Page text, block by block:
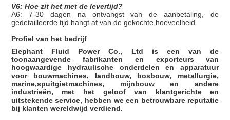
V6: Hoe zit het met de levertijd?
A6: 7-30 dagen na ontvangst van de aanbetaling, de
gedetailleerde tijd hangt af van de gekochte hoeveelheid.
Profiel van het bedrijf
Elephant Fluid Power Co., Ltd is een van de
toonaangevende fabrikanten en exporteurs van
hoogwaardige hydraulische onderdelen en apparatuur
voor bouwmachines, landbouw, bosbouw, metallurgie,
marine,spuitgietmachines, mijnbouw en andere
industrieën, met het geloof van klantgerichte en
uitstekende service, hebben we een betrouwbare reputatie
bij klanten wereldwijd verdiend.